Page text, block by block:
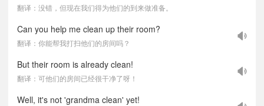
翻译：没错，但现在我们得为他们的到来做准备。
Can you help me clean up their room?
翻译：你能帮我打扫他们的房间吗？
But their room is already clean!
翻译：可他们的房间已经很干净了呀！
Well, it's not 'grandma clean' yet!